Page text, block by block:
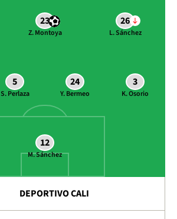
12
M. Sánchez
3
K. Osorio
24
Y. Bermeo
5
S. Perlaza
26
L. Sánchez
23
Z. Montoya
DEPORTIVO CALI